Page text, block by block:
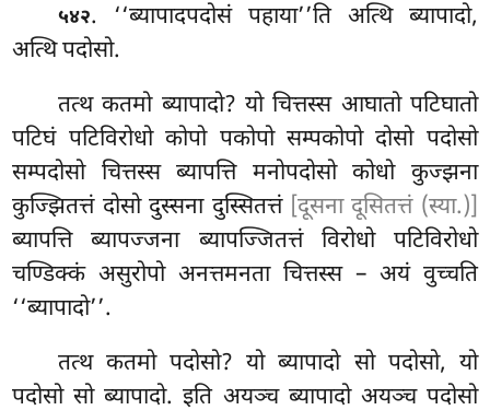
५४२. ‘‘ब्यापादपदोसं पहाया’’ति अत्थि ब्यापादो,
अत्थि पदोसो.
तत्थ कतमो ब्यापादो? यो चित्तस्स आघातो पटिघातो
पटिघं पटिविरोधो कोपो पकोपो सम्पकोपो दोसो पदोसो
सम्पदोसो चित्तस्स ब्यापत्ति मनोपदोसो कोधो कुज्झना
कुज्झितत्तं दोसोदुस्सना दुस्सितत्तं [दूसना दूसितत्तं (स्या.)]
ब्यापत्ति ब्यापज्जना ब्यापज्जितत्तं विरोधो पटिविरोधो
चण्डिक्कं असुरोपो अनत्तमनता चित्तस्स – अयं वुच्चति
‘‘ब्यापादो’’.
तत्थ कतमो पदोसो? यो ब्यापादो सो पदोसो, यो
पदोसो सो ब्यापादो. इति अयञ्च ब्यापादो अयञ्च पदोसो